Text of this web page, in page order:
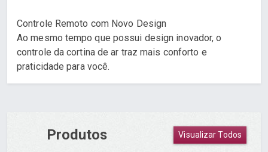
Controle Remoto com Novo Design
Ao mesmo tempo que possui design inovador, o
controle da cortina de ar traz mais conforto e
praticidade para você.
Produtos Visualizar Todos